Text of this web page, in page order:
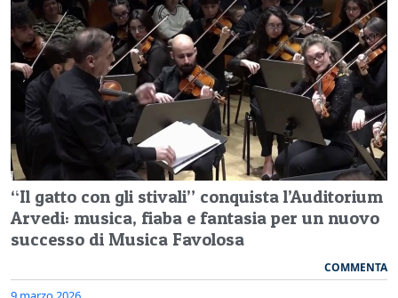
“Il gatto con gli stivali” conquista l’Auditorium
Arvedi: musica, fiaba e fantasia per un nuovo
successo di Musica Favolosa
COMMENTA